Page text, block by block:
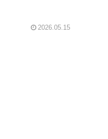
2026.05.15